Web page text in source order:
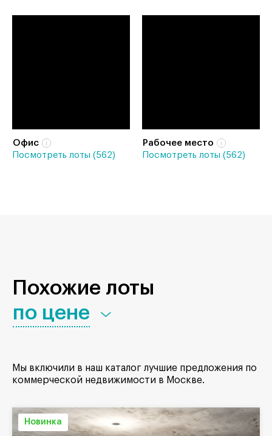
Офис
Посмотреть лоты (562)
Рабочее место
Посмотреть лоты (562)
Похожие лоты
по цене
Мы включили в наш каталог лучшие предложения по
коммерческой недвижимости в Москве.
Новинка